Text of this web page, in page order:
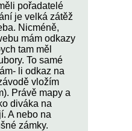
pořadatelé
je velká zátěž
Nicméně,
mám odkazy
tam měl
To samé
li odkaz na
vložím
Právě mapy a
diváka na
A nebo na
zámky.